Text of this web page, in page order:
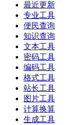
最近更新
专业工具
便民查询
知识查询
文本工具
密码工具
编码工具
格式工具
站长工具
图片工具
计算换算
生成工具